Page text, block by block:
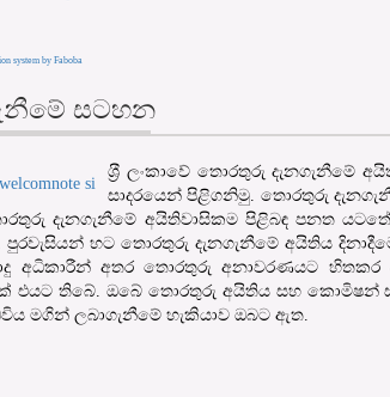
system by Faboba
සටහන
ශ‍්‍රී ලංකාවේ තොරතුරු දැනගැනීමේ
සාදරයෙන් පිළිගනිමු. තොරතුරු
දැනගැනීමේ අයිතිවාසිකම පිළිබඳ පනත
පුරවැසියන් හට තොරතුරු දැනගැනීමේ අයිතිය
අධිකාරීන් අතර තොරතුරු අනාවරණයට හිතකර
එයට තිබේ. ඔබේ තොරතුරු අයිතිය සහ කොමිෂන්
මගින් ලබාගැනීමේ හැකියාව ඔබට ඇත.